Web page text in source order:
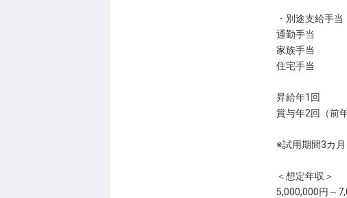
・別途支給手当
通勤手当
家族手当
住宅手当
昇給年1回
賞与年2回（前
※試用期間3カ月
＜想定年収＞
5,000,000円～